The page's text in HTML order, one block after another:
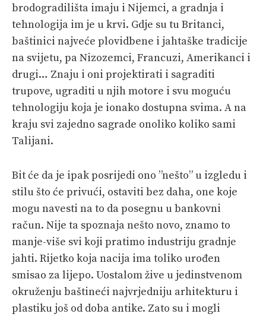
brodogradilišta imaju i Nijemci, a gradnja i
tehnologija im je u krvi. Gdje su tu Britanci,
baštinici najveće plovidbene i jahtaške tradicije
na svijetu, pa Nizozemci, Francuzi, Amerikanci i
drugi… Znaju i oni projektirati i sagraditi
trupove, ugraditi u njih motore i svu moguću
tehnologiju koja je ionako dostupna svima. A na
kraju svi zajedno sagrade onoliko koliko sami
Talijani.
Bit će da je ipak posrijedi ono ”nešto” u izgledu i
stilu što će privući, ostaviti bez daha, one koje
mogu navesti na to da posegnu u bankovni
račun. Nije ta spoznaja nešto novo, znamo to
manje-više svi koji pratimo industriju gradnje
jahti. Rijetko koja nacija ima toliko urođen
smisao za lijepo. Uostalom žive u jedinstvenom
okruženju baštineći najvrjedniju arhitekturu i
plastiku još od doba antike. Zato su i mogli